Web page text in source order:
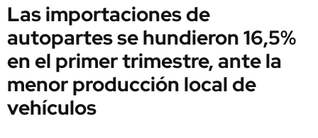
Las importaciones de
autopartes se hundieron 16,5%
en el primer trimestre, ante la
menor producción local de
vehículos